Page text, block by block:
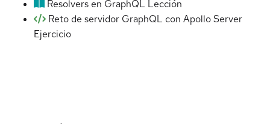
Resolvers en GraphQL Lección
Reto de servidor GraphQL con Apollo Server
Ejercicio